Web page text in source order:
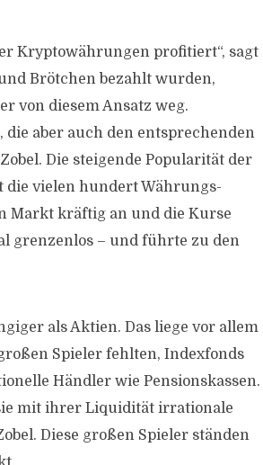
Kryptowährungen profitiert“, sagt
Brötchen bezahlt wurden,
von diesem Ansatz weg.
aber auch den entsprechenden
Die steigende Popularität der
die vielen hundert Währungs-
Markt kräftig an und die Kurse
grenzenlos – und führte zu den
als Aktien. Das liege vor allem
Spieler fehlten, Indexfonds
Händler wie Pensionskassen.
mit ihrer Liquidität irrationale
Diese großen Spieler ständen